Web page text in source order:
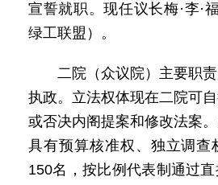
宣誓就职。现任议长梅·李·
绿工联盟）。
二院（众议院）主要职
执政。立法权体现在二院可
或否决内阁提案和修改法案
具有预算核准权、独立调查
150名，按比例代表制通过